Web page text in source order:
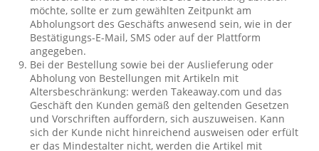
möchte, sollte er zum gewählten Zeitpunkt am
Abholungsort des Geschäfts anwesend sein, wie in der
Bestätigungs-E-Mail, SMS oder auf der Plattform
angegeben.
Bei der Bestellung sowie bei der Auslieferung oder
Abholung von Bestellungen mit Artikeln mit
Altersbeschränkung: werden Takeaway.com und das
Geschäft den Kunden gemäß den geltenden Gesetzen
und Vorschriften auffordern, sich auszuweisen. Kann
sich der Kunde nicht hinreichend ausweisen oder erfült
er das Mindestalter nicht, werden die Artikel mit